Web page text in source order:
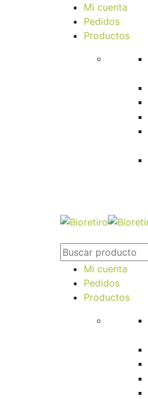
Mi cuenta
Pedidos
Productos
Mi cuenta
Pedidos
Productos